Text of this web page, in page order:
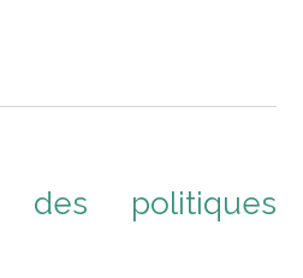
des politiques